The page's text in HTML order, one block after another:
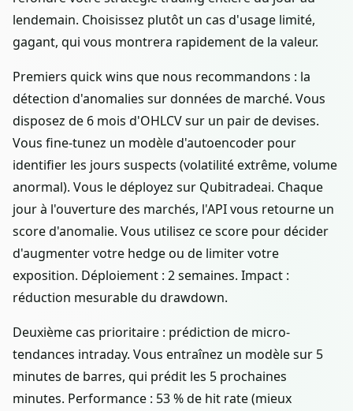
lendemain. Choisissez plutôt un cas d'usage limité,
gagant, qui vous montrera rapidement de la valeur.
Premiers quick wins que nous recommandons : la
détection d'anomalies sur données de marché. Vous
disposez de 6 mois d'OHLCV sur un pair de devises.
Vous fine-tunez un modèle d'autoencoder pour
identifier les jours suspects (volatilité extrême, volume
anormal). Vous le déployez sur Qubitradeai. Chaque
jour à l'ouverture des marchés, l'API vous retourne un
score d'anomalie. Vous utilisez ce score pour décider
d'augmenter votre hedge ou de limiter votre
exposition. Déploiement : 2 semaines. Impact :
réduction mesurable du drawdown.
Deuxième cas prioritaire : prédiction de micro-
tendances intraday. Vous entraînez un modèle sur 5
minutes de barres, qui prédit les 5 prochaines
minutes. Performance : 53 % de hit rate (mieux